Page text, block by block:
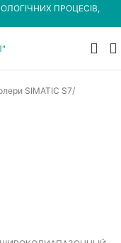
ПРОЦЕСІВ,
SIMATIC S7